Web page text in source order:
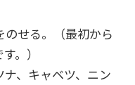
のせる。（最初から
。）
、キャベツ、ニン